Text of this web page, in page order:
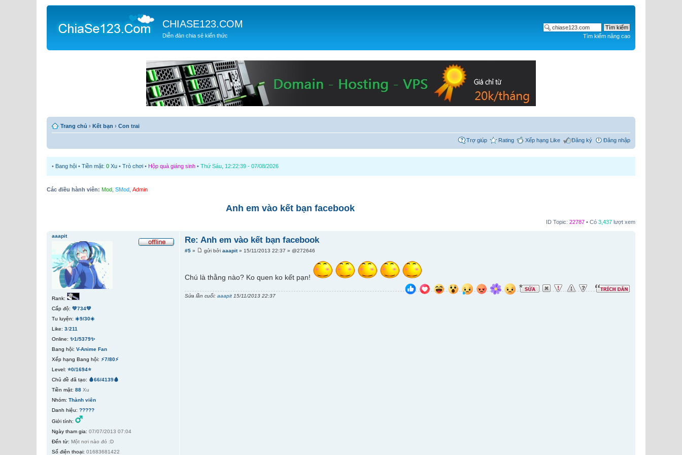
CHIASE123.COM
Diễn đàn chia sẻ kiến thức Tìm kiếm nâng cao
Trang chủ › Kết bạn › Con trai
Trợ giúp Rating Xếp hạng Like Đăng ký Đăng nhập
• Bang hội • Tiền mặt: 0 Xu • Trò chơi • Hộp quà giáng sinh • Thứ Sáu, 12:22:39 - 07/08/2026
Các điều hành viên: Mod SMod Admin
Anh em vào kết bạn facebook
ID Topic: 22787 • Có 3,437 lượt xem
Re: Anh em vào kết bạn facebook
#5 » gửi bởiaaapit» 15/11/2013 22:37 » @272646
Chú là thằng nào? Ko quen ko kết pạn!
Sửa lần cuối:aaapit 15/11/2013 22:37
aaapit
Rank:
Cấp độ: 💚734💚
Tu luyện: ☀️9/30☀️
Like: 3/211
Online: ✨1/5379✨
Bang hội: V-Anime Fan
Xếp hạng Bang hội: ⚡7/80⚡
Level: ⭐0/1694⭐
Chủ đề đã tạo: 🩸66/4139🩸
Tiền mặt: 88 Xu
Nhóm: Thành viên
Danh hiệu: ?????
Giới tính:
Ngày tham gia: 07/07/2013 07:04
Đến từ: Một nơi nào đó :D
Số điện thoại: 01683681422